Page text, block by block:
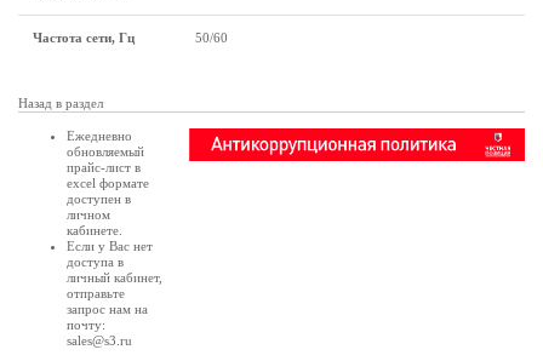
Частота сети, Гц 50/60
Назад в раздел
Ежедневно
обновляемый
прайс-лист в
excel формате
доступен в
личном
кабинете
Если у Вас нет
доступа в
личный кабинет,
отправьте
запрос нам на
почту:
sales@s3.ru